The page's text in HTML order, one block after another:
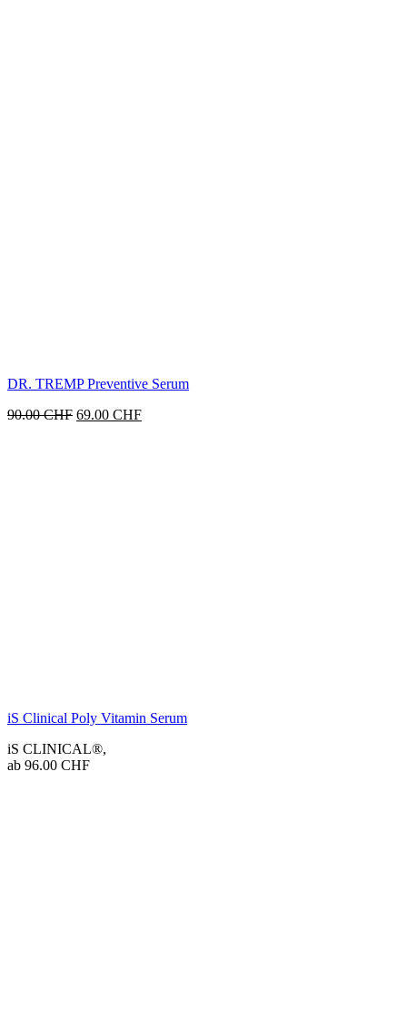
DR. TREMP Preventive Serum
90.00CHF Ursprünglicher
69.00 CHFAktueller
iS Clinical Poly Vitamin Serum
iS CLINICAL®,
ab 96.00 CHF